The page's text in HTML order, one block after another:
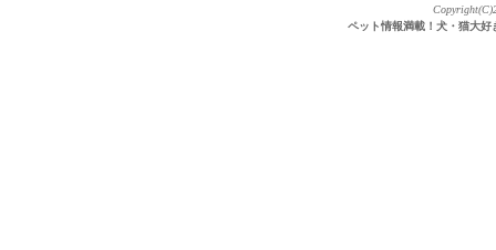
ペット情報満載！犬・猫大